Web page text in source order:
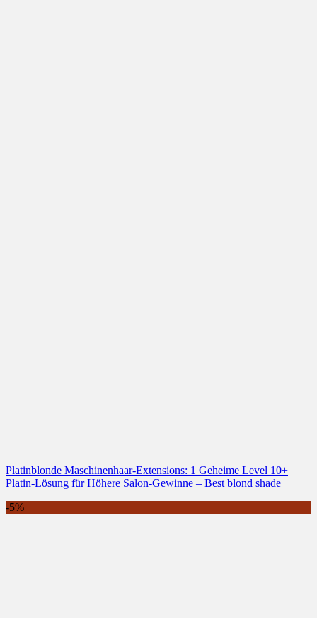
Platinblonde Maschinenhaar-Extensions: 1 Geheime Level 10+
Platin-Lösung für Höhere Salon-Gewinne – Best blond shade
-5%